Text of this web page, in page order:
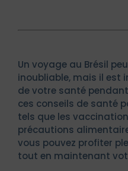
Un voyage au Brésil
inoubliable, mais il est
de votre santé
ces conseils de santé
tels que les
précautions
vous pouvez profiter
tout en maintenant